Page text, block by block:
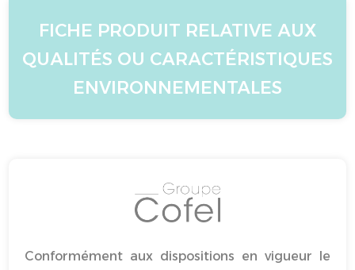
FICHE PRODUIT RELATIVE AUX
QUALITÉS OU CARACTÉRISTIQUES
ENVIRONNEMENTALES
Conformément aux dispositions en vigueur le